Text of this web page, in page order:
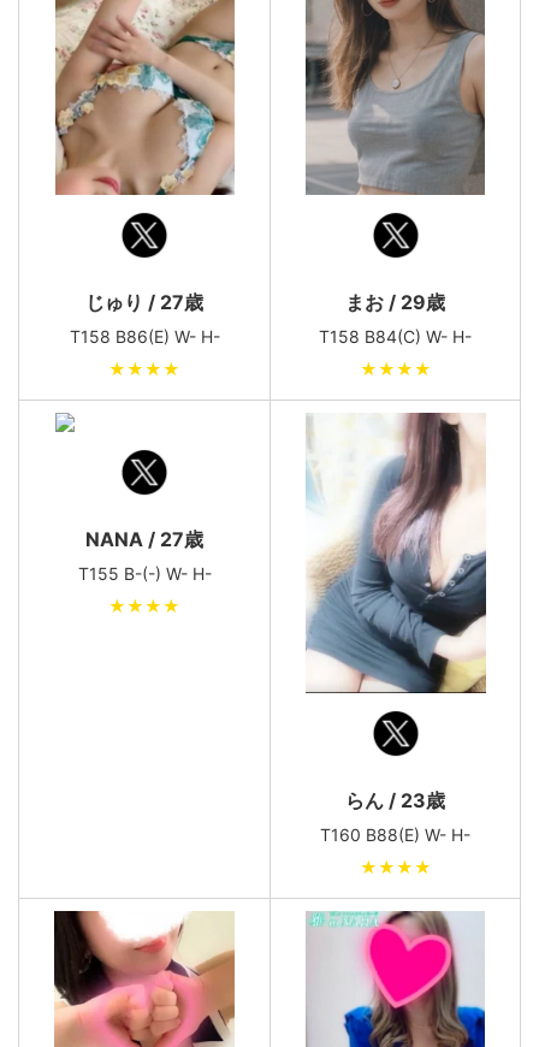
じゅり / 27歳
T158 B86(E) W- H-
★★★★
まお / 29歳
T158 B84(C) W- H-
★★★★
NANA / 27歳
T155 B-(-) W- H-
★★★★
らん / 23歳
T160 B88(E) W- H-
★★★★